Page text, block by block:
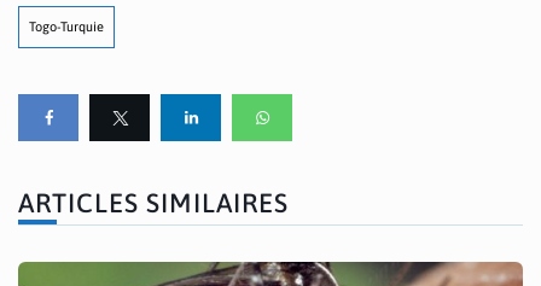
Togo-Turquie
ARTICLES SIMILAIRES